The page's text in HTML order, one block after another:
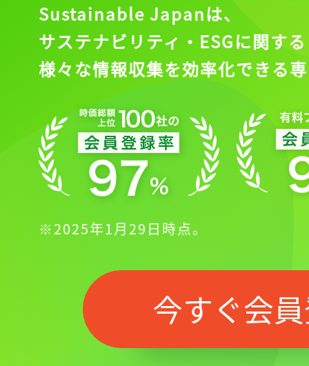
会員登録
Sustainable Japanは、
サステナビリティ・ESGに関する
様々な情報収集を効率化できる
※2025年1月29日時点。
今すぐ会